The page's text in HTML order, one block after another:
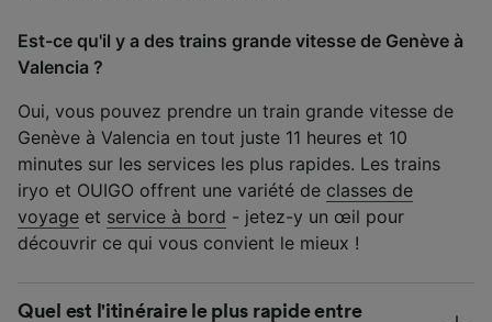
Est-ce qu'il y a des trains grande vitesse de Genève à
Valencia ?
Oui, vous pouvez prendre un train grande vitesse de
Genève à Valencia en tout juste 11 heures et 10
minutes sur les services les plus rapides. Les trains
iryo et OUIGO offrent une variété de classes de
voyage et service à bord - jetez-y un œil pour
découvrir ce qui vous convient le mieux !
Quel est l'itinéraire le plus rapide entre